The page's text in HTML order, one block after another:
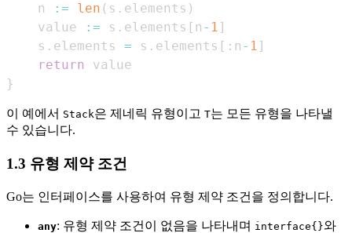
    n
:= len ( s . elements )
    value
:= s . elements [ n - 1 ]
    s
. elements = s . elements [ : n - 1 ]
return
}
이 예에서 Stack은 제네릭 유형이고 T는 모든 유형을 나타낼
수 있습니다.
1.3 유형 제약 조건
Go는 인터페이스를 사용하여 유형 제약 조건을 정의합니다.
any: 유형 제약 조건이 없음을 나타내며 interface{}와